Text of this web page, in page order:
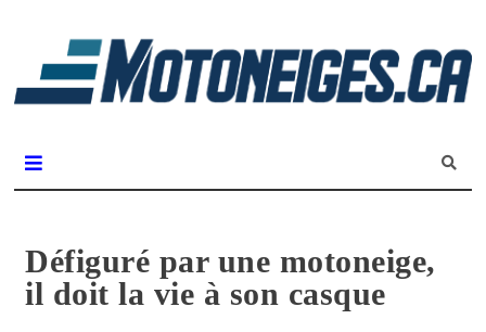
Défiguré par une motoneige,
il doit la vie à son casque